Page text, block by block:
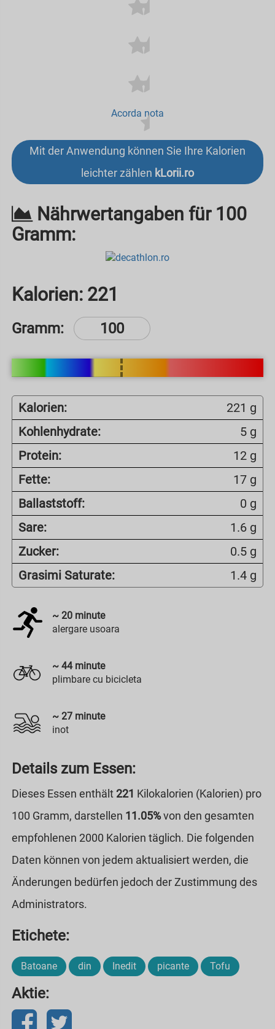
Acorda nota
Mit der Anwendung können Sie Ihre Kalorien
leichter zählen kLorii.ro
Nährwertangaben für 100
Gramm:
Kalorien: 221
Gramm:
Kalorien:
221 g
Kohlenhydrate:
5 g
Protein:
12 g
Fette:
17 g
Ballaststoff:
0 g
Sare:
1.6 g
Zucker:
0.5 g
Grasimi Saturate:
1.4 g
~ 20 minute
alergare usoara
~ 44minute
plimbare cu bicicleta
~ 27 minute
inot
Details zum Essen:
Dieses Essen enthält221 Kilokalorien (Kalorien) pro
100 Gramm, darstellen 11.05%von den gesamten
empfohlenen 2000 Kalorien täglich. Die folgenden
Daten können von jedem aktualisiert werden, die
Änderungen bedürfen jedoch der Zustimmung des
Administrators.
Etichete:
Batoane din Inedit picante Tofu
Aktie: